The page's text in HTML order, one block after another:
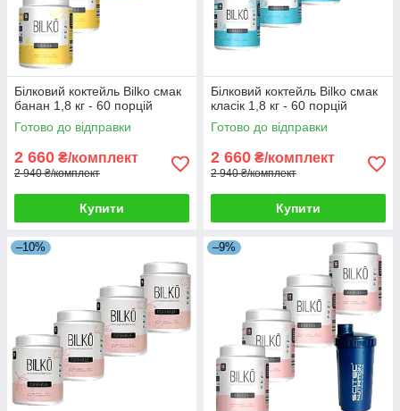
Білковий коктейль Bilko смак
банан 1,8 кг - 60 порцій
Готово до відправки
2 660 ₴/комплект
2 940 ₴/комплект
Купити
Білковий коктейль Bilko смак
класік 1,8 кг - 60 порцій
Готово до відправки
2 660 ₴/комплект
2 940 ₴/комплект
Купити
–10% –9%